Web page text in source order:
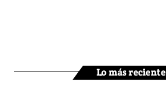
Lo más reciente